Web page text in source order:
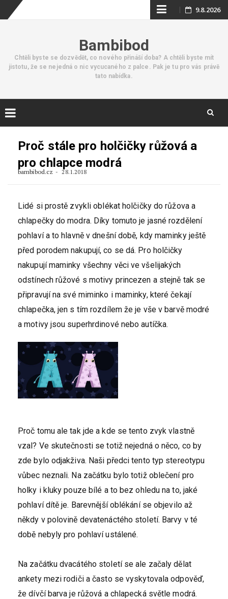
Skip 9.8.2026
Bambibod
Chtěli byste se dozvědět, co nového přináší doba? A chtěli byste mít
jistotu, že se nejedná o nic vycucaného z palce. Pak je tu pro vás právě
tato nabídka.
Proč stále pro holčičky růžová a
pro chlapce modrá
bambibod.cz 28.1.2018
Lidé si prostě zvykli oblékat holčičky do růžova a
chlapečky do modra. Díky tomuto je jasné rozdělení
pohlaví a to hlavně v dnešní době, kdy maminky ještě
před porodem nakupují, co se dá. Pro holčičky
nakupují maminky všechny věci ve všelijakých
odstínech růžové s motivy princezen a stejně tak se
připravují na své miminko i maminky, které čekají
chlapečka, jen s tím rozdílem že je vše v barvě modré
a motivy jsou superhrdinové nebo autíčka.
Proč tomu ale tak jde a kde se tento zvyk vlastně
vzal? Ve skutečnosti se totiž nejedná o něco, co by
zde bylo odjakživa. Naši předci tento typ stereotypu
vůbec neznali. Na začátku bylo totiž oblečenípro
holky i kluky pouze bílé a to bez ohledu na to, jaké
pohlaví dítě je. Barevnější oblékání se objevilo až
někdy v polovině devatenáctého století. Barvy v té
době nebyly pro pohlaví ustálené.
Na začátku dvacátého století se ale začaly dělat
ankety mezi rodiči a často se vyskytovala odpověď,
že dívčí barva je růžová a chlapecká světle modrá.